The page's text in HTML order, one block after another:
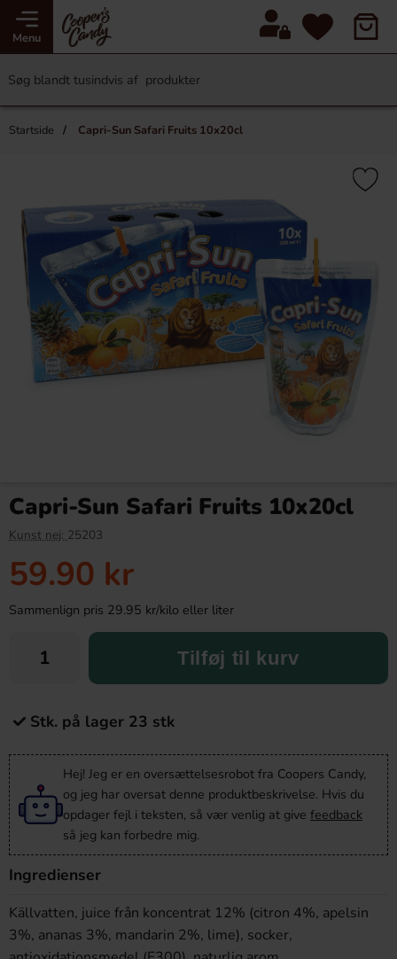
Menu
Startside Capri-Sun Safari Fruits 10x20cl
Capri-Sun Safari Fruits 10x20cl
Kunst nej: 25203
59.90 kr
Sammenlign pris 29.95 kr/kilo eller liter
Tilføj til kurv
Stk. på lager 23 stk
Hej! Jeg er en oversættelsesrobot fra Coopers Candy,
og jeg har oversat denne produktbeskrivelse. Hvis du
opdager fejl i teksten, så vær venlig at give feedback
så jeg kan forbedre mig.
Ingredienser
Källvatten, juice från koncentrat 12% (citron 4%, apelsin
3%, ananas 3%, mandarin 2%, lime), socker,